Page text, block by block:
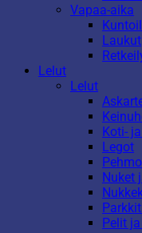
Vapaa-aika
Laukut
Lelut
Lelut
Koti-
Legot
Nuket
Pelit